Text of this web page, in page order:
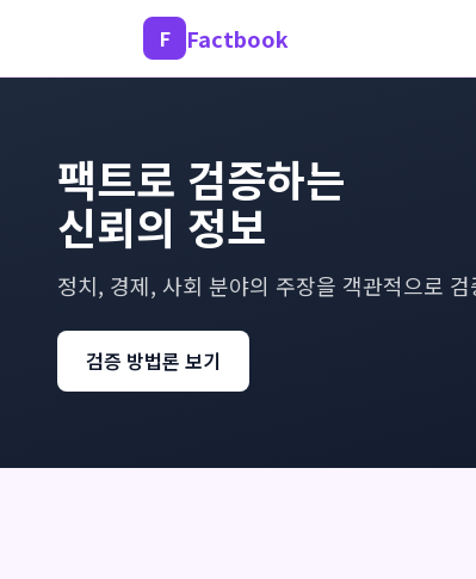
F Factbook
팩트로 검증하는
신뢰의 정보
정치, 경제, 사회 분야의 주장을 객관적으로
검증 방법론 보기